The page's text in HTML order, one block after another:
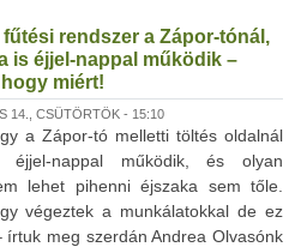
rendszer a Zápor-tónál,
is éjjel-nappal működik –
miért!
14., CSÜTÖRTÖK - 15:10
a Zápor-tó melletti töltés oldalnál
nappal működik, és olyan
lehet pihenni éjszaka sem tőle.
végeztek a munkálatokkal de ez
írtuk meg szerdán Andrea Olvasónk